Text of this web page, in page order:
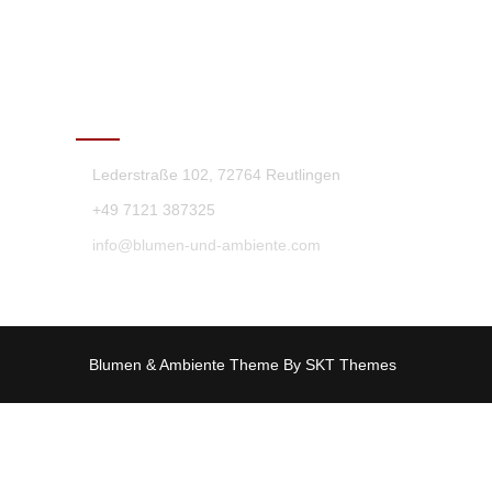
Lederstraße 102, 72764 Reutlingen
+49 7121 387325
info@blumen-und-ambiente.com
Blumen & Ambiente Theme By SKT Themes